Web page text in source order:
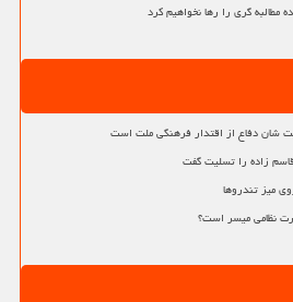
مطالبه گری را رها نخواهیم کرد
شان دفاع از اقتدار فرهنگی ملت است
زاده را تسلیت گفت
میز تندروها
نظامی میسر است؟